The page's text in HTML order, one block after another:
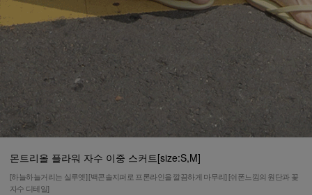
몬트리올 플라워 자수 이중 스커트[size:S,M]
[하늘하늘거리는 실루엣] [백콘솔지퍼로 프론라인을 깔끔하게 마무리] [쉬폰느낌의 원단과 꽃
자수 디테일]